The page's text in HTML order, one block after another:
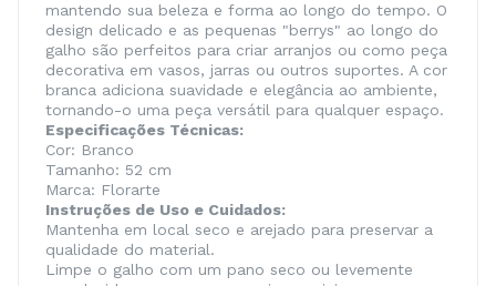
mantendo sua beleza e forma ao longo do tempo. O
design delicado e as pequenas "berrys" ao longo do
galho são perfeitos para criar arranjos ou como peça
decorativa em vasos, jarras ou outros suportes. A cor
branca adiciona suavidade e elegância ao ambiente,
tornando-o uma peça versátil para qualquer espaço.
Especificações Técnicas:
Cor: Branco
Tamanho: 52 cm
Marca: Florarte
Instruções de Uso e Cuidados:
Mantenha em local seco e arejado para preservar a
qualidade do material.
Limpe o galho com um pano seco ou levemente